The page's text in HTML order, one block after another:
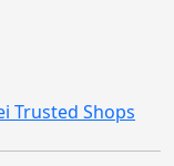
Trusted Shops